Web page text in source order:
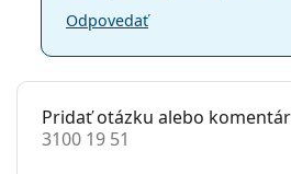
Odpovedať
Pridať otázku alebo
3100 19 51